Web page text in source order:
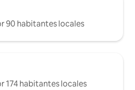
90 habitantes locales
174 habitantes locales